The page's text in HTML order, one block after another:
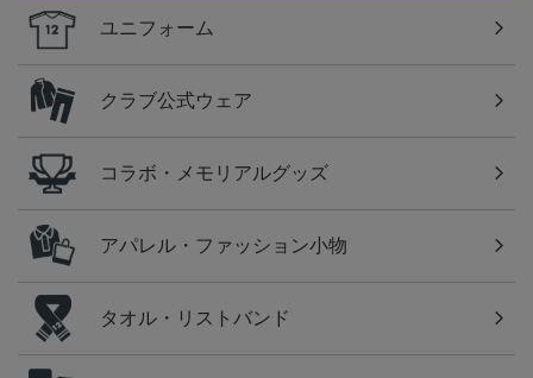
ユニフォーム
クラブ公式ウェア
コラボ・メモリアルグッズ
アパレル・ファッション小物
タオル・リストバンド